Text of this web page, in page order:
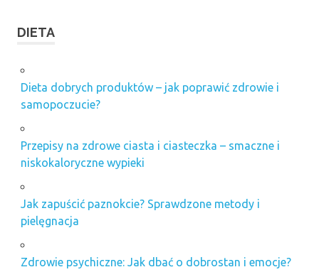
DIETA
Dieta dobrych produktów – jak poprawić zdrowie i
samopoczucie?
Przepisy na zdrowe ciasta i ciasteczka – smaczne i
niskokaloryczne wypieki
Jak zapuścić paznokcie? Sprawdzone metody i
pielęgnacja
Zdrowie psychiczne: Jak dbać o dobrostan i emocje?